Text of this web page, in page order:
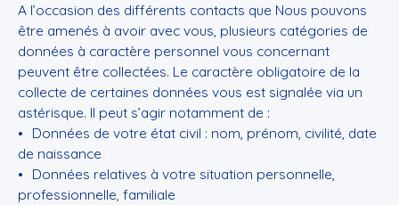
A l’occasion des différents contacts que Nous pouvons
être amenés à avoir avec vous, plusieurs catégories de
données à caractère personnel vous concernant
peuvent être collectées. Le caractère obligatoire de la
collecte de certaines données vous est signalée via un
astérisque. Il peut s’agir notamment de :
Données de votre état civil : nom, prénom, civilité, date
de naissance
Données relatives à votre situation personnelle,
professionnelle, familiale